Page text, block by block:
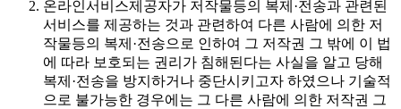
온라인서비스제공자가 저작물등의 복제·전송과 관련된
서비스를 제공하는 것과 관련하여 다른 사람에 의한 저
작물등의 복제·전송으로 인하여 그 저작권 그 밖에 이 법
에 따라 보호되는 권리가 침해된다는 사실을 알고 당해
복제·전송을 방지하거나 중단시키고자 하였으나 기술적
으로 불가능한 경우에는 그 다른 사람에 의한 저작권 그